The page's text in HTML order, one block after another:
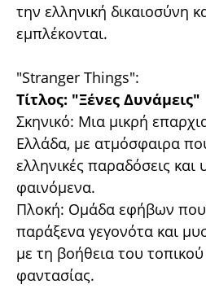
την ελληνική δικαιοσύνη
εμπλέκονται.
"Stranger Things":
Τίτλος: "Ξένες Δυνάμεις"
Σκηνικό: Μια μικρή
Ελλάδα, με ατμόσφαιρα
ελληνικές παραδόσεις και
φαινόμενα.
Πλοκή: Ομάδα εφήβων που
παράξενα γεγονότα και
με τη βοήθεια του
φαντασίας.